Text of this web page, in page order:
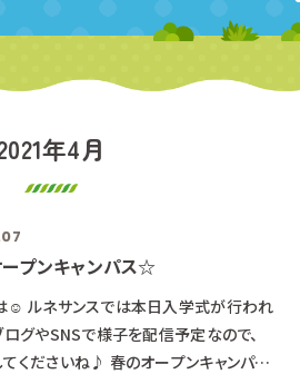
年4月
プンキャンパス☆
☺ ルネサンスでは本日入学式が行われ
ログやSNSで様子を配信予定なので、
てくださいね♪ 春のオープンキャンパス